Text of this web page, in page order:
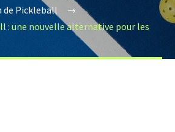
de Pickleball
: une nouvelle alternative pour les